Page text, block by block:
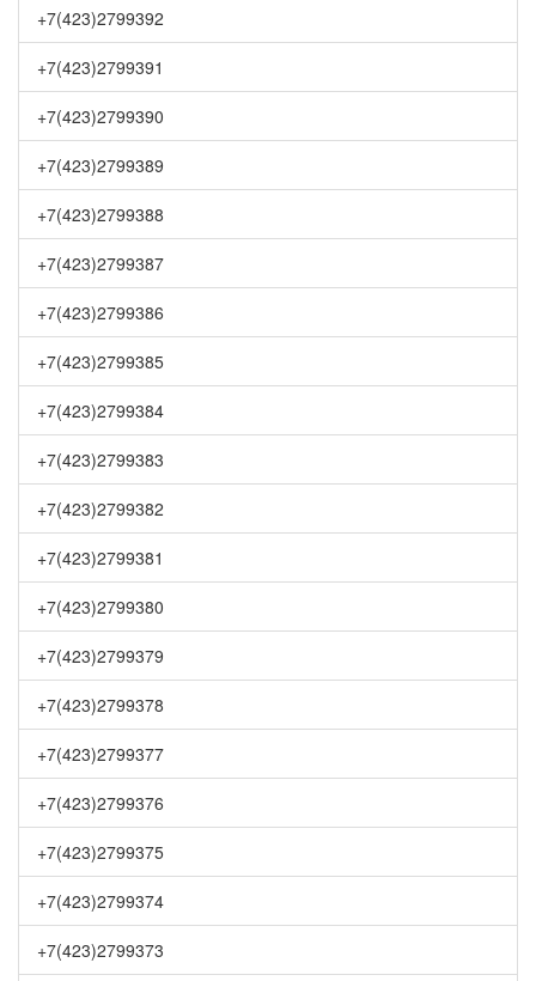
+7(423)2799392
+7(423)2799391
+7(423)2799390
+7(423)2799389
+7(423)2799388
+7(423)2799387
+7(423)2799386
+7(423)2799385
+7(423)2799384
+7(423)2799383
+7(423)2799382
+7(423)2799381
+7(423)2799380
+7(423)2799379
+7(423)2799378
+7(423)2799377
+7(423)2799376
+7(423)2799375
+7(423)2799374
+7(423)2799373